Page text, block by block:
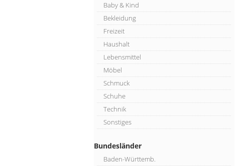
Baby & Kind
Bekleidung
Freizeit
Haushalt
Lebensmittel
Möbel
Schmuck
Schuhe
Technik
Sonstiges
Bundesländer
Baden-Württemb.